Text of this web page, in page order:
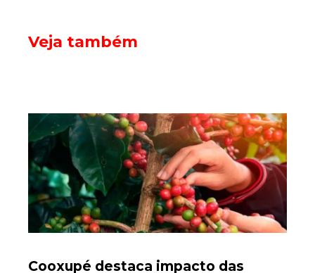
Veja também
Cooxupé destaca impacto das